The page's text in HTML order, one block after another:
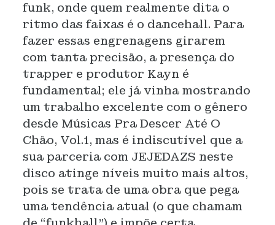
funk, onde quem realmente dita o
ritmo das faixas é o dancehall. Para
fazer essas engrenagens girarem
com tanta precisão, a presença do
trapper e produtor Kayn é
fundamental; ele já vinha mostrando
um trabalho excelente com o gênero
desde Músicas Pra Descer Até O
Chão, Vol.1, mas é indiscutível que a
sua parceria com JEJEDAZS neste
disco atinge níveis muito mais altos,
pois se trata de uma obra que pega
uma tendência atual (o que chamam